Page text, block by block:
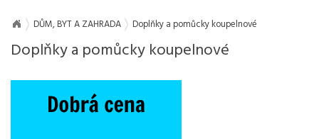
DŮM, BYT A ZAHRADA Doplňky a pomůcky koupelnové
Doplňky a pomůcky koupelnové